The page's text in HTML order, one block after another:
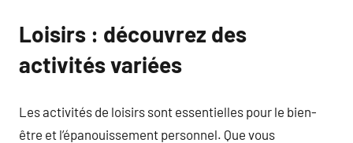
Loisirs : découvrez des
activités variées
Les activités de loisirs sont essentielles pour le bien-
être et l’épanouissement personnel. Que vous